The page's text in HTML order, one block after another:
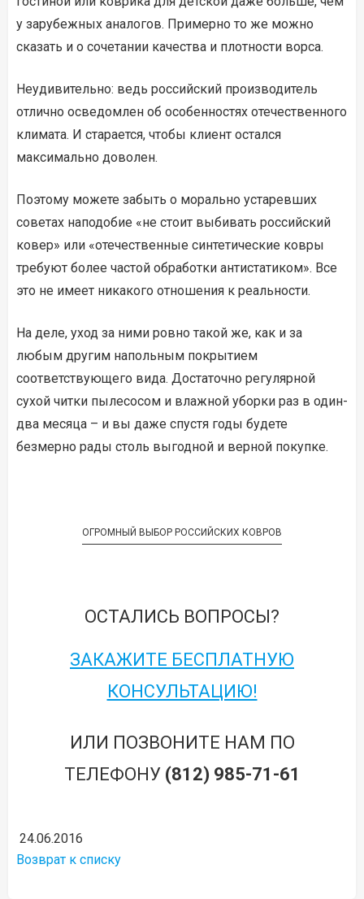
у зарубежных аналогов. Примерно то же можно
сказать и о сочетании качества и плотности ворса.
Неудивительно: ведь российский производитель
отлично осведомлен об особенностях отечественного
климата. И старается, чтобы клиент остался
максимально доволен.
Поэтому можете забыть о морально устаревших
советах наподобие «не стоит выбивать российский
ковер» или «отечественные синтетические ковры
требуют более частой обработки антистатиком». Все
это не имеет никакого отношения к реальности.
На деле, уход за ними ровно такой же, как и за
любым другим напольным покрытием
соответствующего вида. Достаточно регулярной
сухой читки пылесосом и влажной уборки раз в один-
два месяца – и вы даже спустя годы будете
безмерно рады столь выгодной и верной покупке.
ОГРОМНЫЙ ВЫБОР РОССИЙСКИХ КОВРОВ
ОСТАЛИСЬ ВОПРОСЫ?
ЗАКАЖИТЕ БЕСПЛАТНУЮ
КОНСУЛЬТАЦИЮ!
ИЛИ ПОЗВОНИТЕ НАМ ПО
ТЕЛЕФОНУ (812) 985-71-61
24.06.2016
Возврат к списку